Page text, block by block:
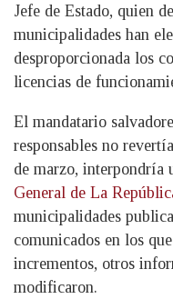
Jefe de Estado, quien
municipalidades han
desproporcionada los
licencias de
El mandatario
responsables no
de marzo, interpondría
General de La
municipalidades
comunicados en los
incrementos, otros
modificaron.